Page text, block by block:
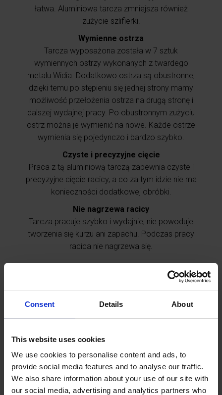
Consent Details About
This website uses cookies
We use cookies to personalise content and ads, to
provide social media features and to analyse our traffic.
We also share information about your use of our site with
our social media, advertising and analytics partners who
łatwa. Aluminiowa tarcza zmniejsza również
zużycie szlifierki.
Wymienne ostrza
Tarcza wyposażona została w 7 sztuk
wymiennych ostrzy wykonanych z twardego
metalu Widia. Dodatkowo ostrza są obustronne,
dzięki temu po stępieniu się jednej strony mamy
możliwość przełożenia ostrza na drugą stronę i
dalszej wydajnej pracy. Po obustronnym zużyciu
ostrz można je wymienić na nowe. Każde ostrze
wymienia się pojedynczo i bardzo szybko.
Czyste i precyzyjne cięcie
Praca z tą aluminiową tarczą zapewnia czyste i
precyzyjne cięcie racicy, a co za tym idzie nie ma
konieczności dodatkowej obróbki.
Nie nagrzewa racicy
Tarcza pracuje szybko i wydajnie, nie powoduje
tworzenia się kurzu ani zapachu. Podczas pracy
racica nie nagrzewa się.
Dodatkowe
informacje
Zalety
7 ostrzowa aluminiowa tarcza Demotec zapewnia
wygodną obsługę oraz szybką pracę. Dwustronne,
wymienne ostrza umożliwiają nam możliwość